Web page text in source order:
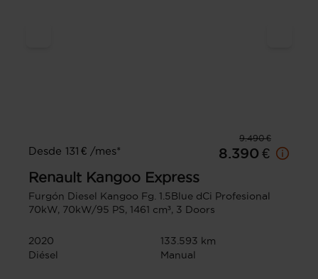
9.490 €
Desde 131 € /mes*
8.390 €
Renault Kangoo Express
Furgón Diesel Kangoo Fg. 1.5Blue dCi Profesional
70kW, 70kW/95 PS, 1461 cm³, 3 Doors
2020
133.593 km
Diésel
Manual